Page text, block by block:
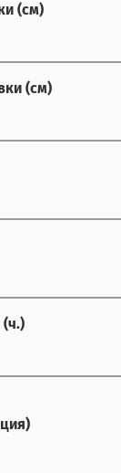
(см)
(см)